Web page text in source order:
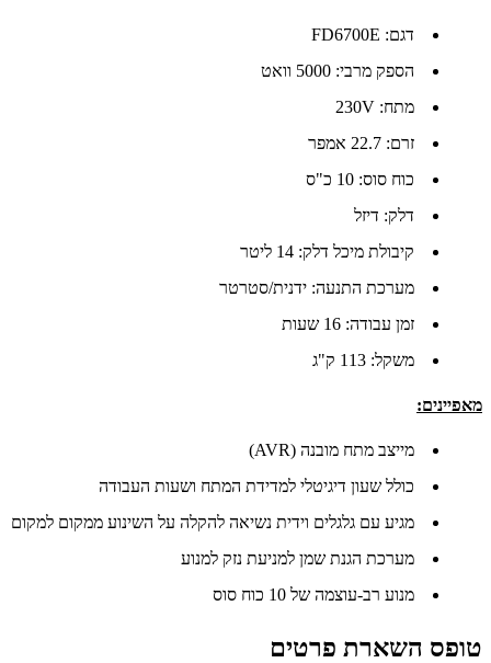
דגם: FD6700E
הספק מרבי: 5000 וואט
מתח: 230V
זרם: 22.7 אמפר
כוח סוס: 10 כ"ס
דלק: דיזל
קיבולת מיכל דלק: 14 ליטר
מערכת התנעה: ידנית/סטרטר
זמן עבודה: 16 שעות
משקל: 113 ק"ג
מאפיינים:
מייצב מתח מובנה (AVR)
כולל שעון דיגיטלי למדידת המתח ושעות העבודה
מגיע עם גלגלים וידית נשיאה להקלה על השינוע ממקום למקום
מערכת הגנת שמן למניעת נזק למנוע
מנוע רב-עוצמה של 10 כוח סוס
טופס השארת פרטים